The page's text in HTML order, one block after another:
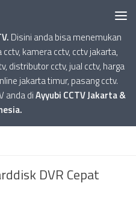
Disini anda bisa menemukan
cctv, kamera cctv, cctv jakarta,
distributor cctv, jual cctv, harga
jakarta timur, pasang cctv.
anda diAyyubi CCTV Jakarta &
DVR Cepat